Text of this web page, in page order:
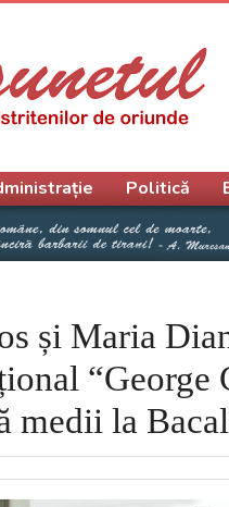
și Maria
“George
medii la
Politică